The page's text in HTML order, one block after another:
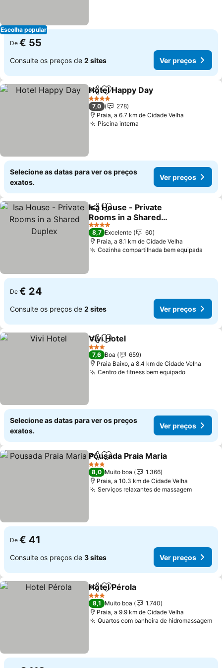
Escolha popular
De € 55
Consulte os preços de 2 sites Ver preços
PartilharAdicionar aos favoritos
Hotel Happy Day
4 Estrelas
7,0
278
Praia, a 6.7 km de Cidade Velha
Piscina interna
Selecione as datas para ver os preços
exatos.
Ver preços
PartilharAdicionar aos favoritos
Isa House - Private
Rooms in a Shared
Duplex
Ver preços
4 Estrelas
8,7 Excelente
60
Praia, a 8.1 km de Cidade Velha
Cozinha compartilhada bem equipada
De € 24
Consulte os preços de 2 sites Ver preços
PartilharAdicionar aos favoritos
Vivi Hotel
3 Estrelas
7,6 Boa
659
Praia Baixo, a 8.4 km de Cidade Velha
Centro de fitness bem equipadoVer
Selecione as datas para ver os preços
exatos.
Ver preços
PartilharAdicionar aos favoritos
Pousada Praia Maria
3 Estrelas
8,0 Muito boa
1.366
Praia, a 10.3 km de Cidade Velha
Serviços relaxantes de massagemVer
De € 41
Consulte os preços de 3 sites Ver preços
PartilharAdicionar aos favoritos
Hotel Pérola
3 Estrelas
8,1 Muito boa
1.740
Praia, a 9.9 km de Cidade Velha
Quartos com banheira de hidromassagem